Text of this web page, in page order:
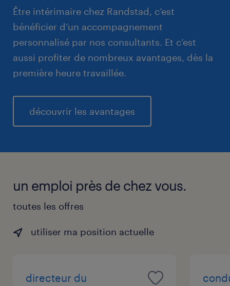
Être intérimaire chez Randstad, c’est
bénéficier d’un accompagnement
personnalisé par nos consultants. Et c’est
aussi profiter de nombreux avantages, dès la
première heure travaillée.
découvrir les avantages
un emploi près de chez vous.
toutes les offres
utiliser ma position actuelle
directeur du